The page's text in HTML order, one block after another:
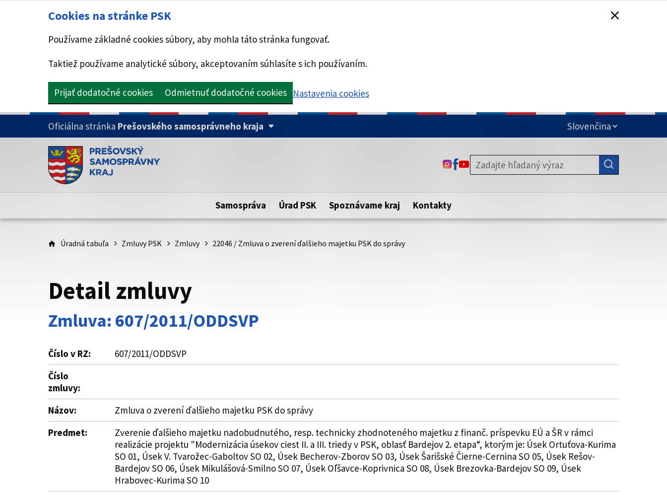
Cookies na stránke PSK
Používame základné cookies súbory, aby mohla táto stránka fungovať.
Taktiež používame analytické súbory, akceptovaním súhlasíte s ich používaním.
Prijať dodatočné cookies Odmietnuť dodatočné cookies Nastavenia cookies
PRESKOČIŤ NA HLAVNÝ OBSAH
Oficiálna stránka Prešovského samosprávneho kraja
Doména psk.sk je oficiálna
Toto je oficiálna webová stránka Prešovského samosprávneho kraja.
Táto stránka je zabezpečená
zabezpečenú webovú stránku. Zabezpečená stránka vždy začína
https:// pred názvom domény webového sídla.
ODKAZ SA OTVORÍ NA NOVEJ KARTE
ODKAZ SA OTVORÍ NA NOVEJ KARTE
ODKAZ SA OTVORÍ NA NOVEJ KARTE
Samospráva Úrad PSK Spoznávame kraj Kontakty
Úradná tabuľa Zmluvy PSK Zmluvy 22046 / Zmluva o zverení ďalšieho majetku PSK do správy
Detail zmluvy
Zmluva: 607/2011/ODDSVP
Číslo v RZ:
607/2011/ODDSVP
Číslo
zmluvy:
Názov:
Zmluva o zverení ďalšieho majetku PSK do správy
Predmet:
Zverenie ďalšieho majetku nadobudnutého, resp. technicky zhodnoteného majetku z finanč. príspevku EÚ a ŠR v rámci
realizácie projektu "Modernizácia úsekov ciest II. a III. triedy v PSK, oblasť Bardejov 2. etapa“, ktorým je: Úsek Ortuťova-Kurima
SO 01, Úsek V. Tvarožec-Gaboltov SO 02, Úsek Becherov-Zborov SO 03, Úsek Šarišské Čierne-Cernina SO 05, Úsek Rešov-
Bardejov SO 06, Úsek Mikulášová-Smilno SO 07, Úsek Oľšavce-Koprivnica SO 08, Úsek Brezovka-Bardejov SO 09, Úsek
Hrabovec-Kurima SO 10